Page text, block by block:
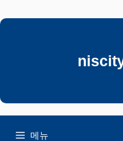
텐
뛰
메뉴